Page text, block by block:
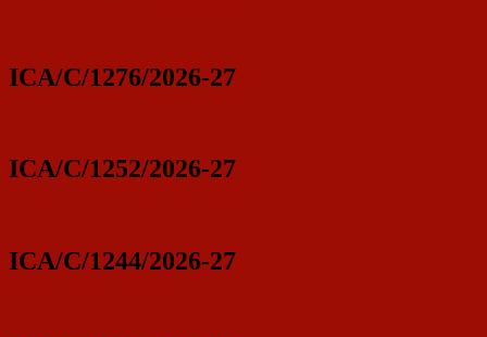
ICA/C/1276/2026-27
ICA/C/1252/2026-27
ICA/C/1244/2026-27